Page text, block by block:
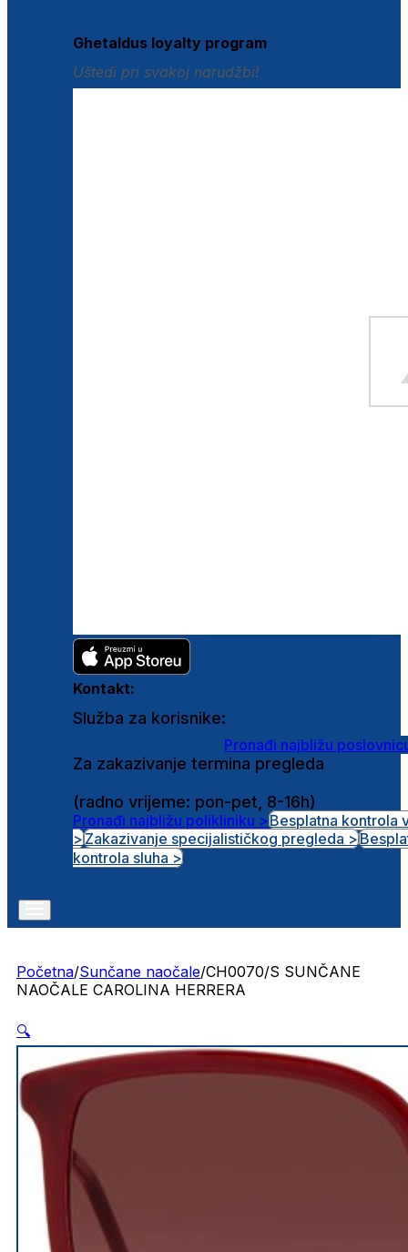
Ghetaldus loyalty program
Uštedi pri svakoj narudžbi!
Kontakt:
Služba za korisnike:
Pronađi najbližu
Za zakazivanje termina pregleda
(radno vrijeme: pon-pet, 8-16h)
Pronađi najbližu polikliniku >Besplatna kontrola
>Zakazivanje specijalističkog pregleda >
kontrola sluha >
Početna/Sunčane naočale/CH0070/S SUNČANE
NAOČALE CAROLINA HERRERA
🔍